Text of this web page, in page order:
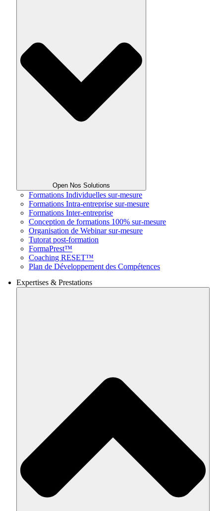
Open Nos Solutions
Formations Individuelles sur-mesure
Formations Intra-entreprise sur-mesure
Formations Inter-entreprise
Conception de formations 100% sur-mesure
Organisation de Webinar sur-mesure
Tutorat post-formation
FormaPrest™
Coaching RESET™
Plan de Développement des Compétences
Expertises & Prestations